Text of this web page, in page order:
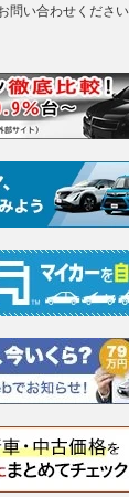
問い合わせください